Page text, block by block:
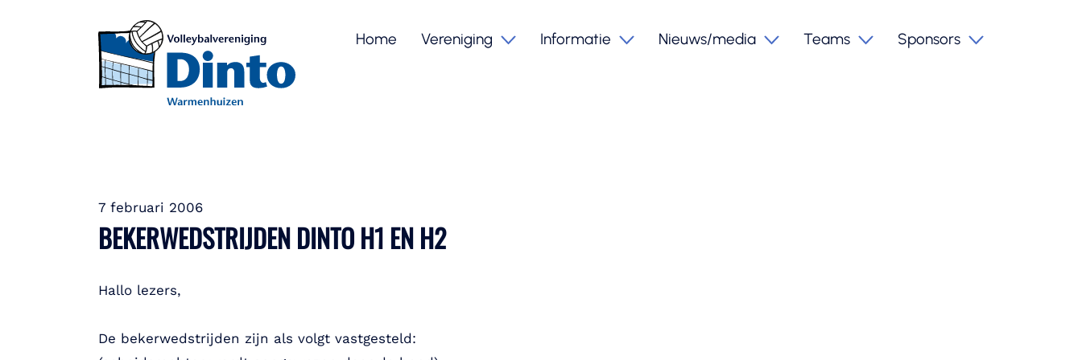
Home Vereniging Informatie Nieuws/media Teams Sponsors
7 februari 2006
BEKERWEDSTRIJDEN DINTO H1 EN H2
Hallo lezers,
De bekerwedstrijden zijn als volgt vastgesteld: